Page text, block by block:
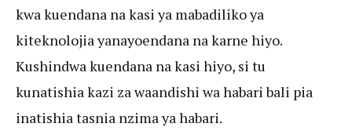
kwa kuendana na kasi ya mabadiliko ya
kiteknolojia yanayoendana na karne hiyo.
Kushindwa kuendana na kasi hiyo, si tu
kunatishia kazi za waandishi wa habari bali pia
inatishia tasnia nzima ya habari.